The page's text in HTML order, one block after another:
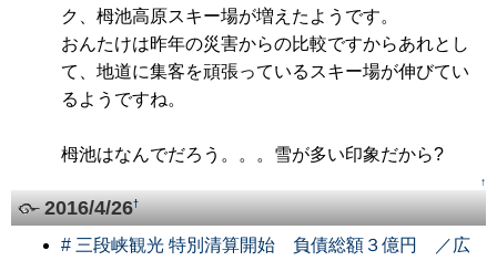
ク、栂池高原スキー場が増えたようです。
おんたけは昨年の災害からの比較ですからあれとし
て、地道に集客を頑張っているスキー場が伸びてい
るようですね。
栂池はなんでだろう。。。雪が多い印象だから?
↑
2016/4/26†
# 三段峡観光 特別清算開始 負債総額３億円 ／広